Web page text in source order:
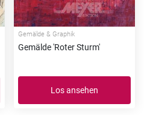
Gemälde & Graphik
Gemälde 'Roter Sturm'
Los ansehen